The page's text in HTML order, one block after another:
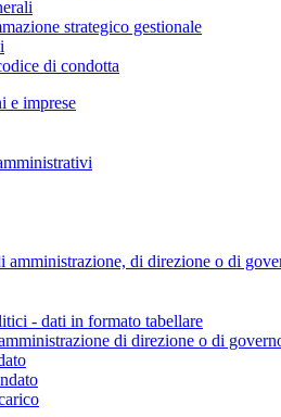
strategico gestionale
di condotta
e imprese
di direzione o di
- dati in formato tabellare
di direzione o di